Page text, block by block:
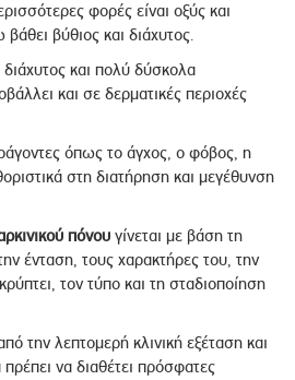
φορές είναι οξύς και
βύθιος και διάχυτος.
διάχυτος και πολύ δύσκολα
και σε δερματικές περιοχές
όπως το άγχος, ο φόβος, η
στη διατήρηση και μεγέθυνση
πόνου γίνεται με βάση τη
ένταση, τους χαρακτήρες του, την
τον τύπο και τη σταδιοποίηση
την λεπτομερή κλινική εξέταση και
να διαθέτει πρόσφατες